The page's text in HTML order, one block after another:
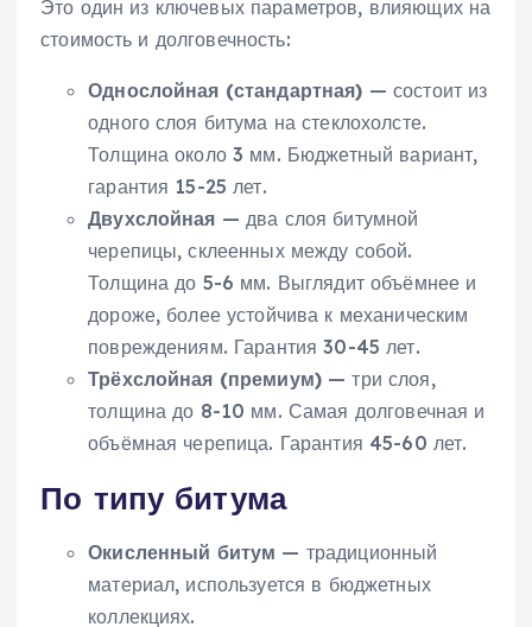
Это один из ключевых параметров, влияющих на
стоимость и долговечность:
Однослойная (стандартная) — состоит из
одного слоя битума на стеклохолсте.
Толщина около 3 мм. Бюджетный вариант,
гарантия 15-25 лет.
Двухслойная — два слоя битумной
черепицы, склеенных между собой.
Толщина до 5-6 мм. Выглядит объёмнее и
дороже, более устойчива к механическим
повреждениям. Гарантия 30-45 лет.
Трёхслойная (премиум) — три слоя,
толщина до 8-10 мм. Самая долговечная и
объёмная черепица. Гарантия 45-60 лет.
По типу битума
Окисленный битум — традиционный
материал, используется в бюджетных
коллекциях.